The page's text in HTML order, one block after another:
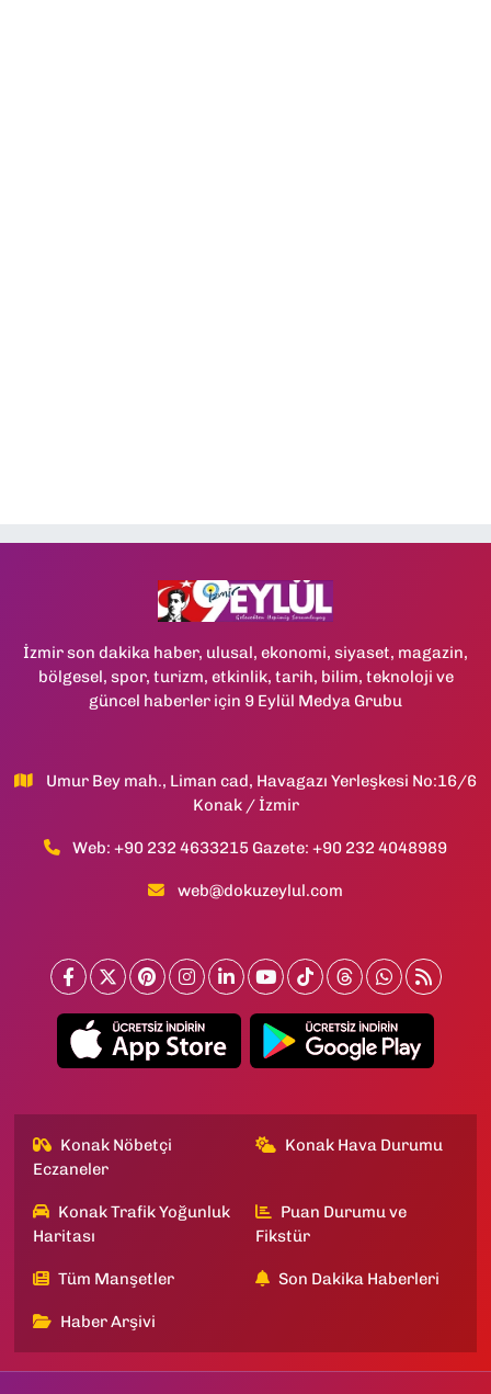
İzmir son dakika haber, ulusal, ekonomi, siyaset, magazin,
bölgesel, spor, turizm, etkinlik, tarih, bilim, teknoloji ve
güncel haberler için 9 Eylül Medya Grubu
Umur Bey mah., Liman cad, Havagazı Yerleşkesi No:16/6
Konak / İzmir
Web: +90 232 4633215 Gazete: +90 232 4048989
web@dokuzeylul.com
Konak Nöbetçi
Eczaneler
Konak Hava Durumu
Konak Trafik Yoğunluk
Haritası
Puan Durumu ve
Fikstür
Tüm Manşetler Son Dakika Haberleri
Haber Arşivi